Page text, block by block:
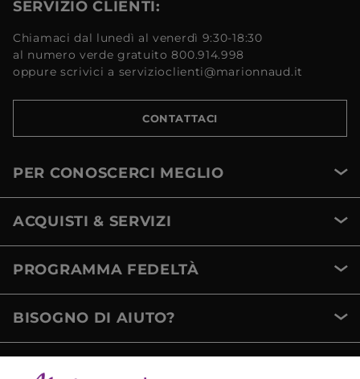
SERVIZIO CLIENTI:
Chiamaci dal lunedì al venerdì 9:30-18:30
al numero verde gratuito 800.914.998
oppure scrivici a servizioclienti@marionnaud.it
CONTATTACI
PER CONOSCERCI MEGLIO
ACQUISTI & SERVIZI
PROGRAMMA FEDELTÀ
BISOGNO DI AIUTO?